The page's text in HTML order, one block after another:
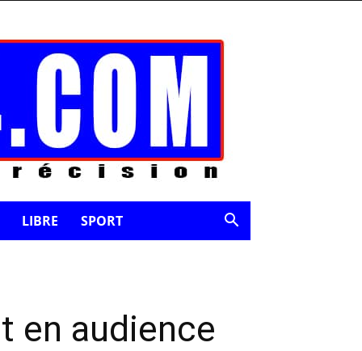
LIBRE SPORT
en audience